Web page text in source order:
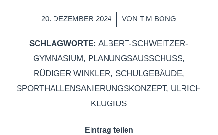
20. DEZEMBER 2024
/ VONTIM BONG
SCHLAGWORTE: ALBERT-SCHWEITZER-
GYMNASIUM, PLANUNGSAUSSCHUSS,
RÜDIGER WINKLER, SCHULGEBÄUDE,
SPORTHALLENSANIERUNGSKONZEPT, ULRICH
KLUGIUS
Eintrag teilen